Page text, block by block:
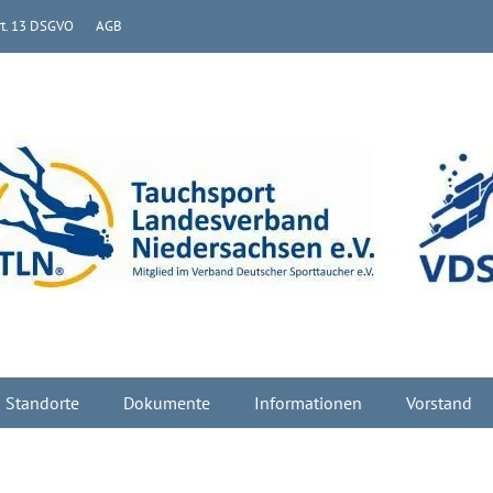
13 DSGVO AGB
Niedersachsen
Standorte Dokumente Informationen Vorstand